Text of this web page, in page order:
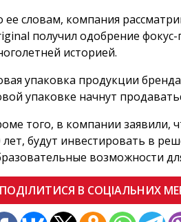
ее словам, компания
получил одобрение
историей.
упаковка продукции
упаковке начнут
того, в компании заявили,
лет, будут инвестировать в
возможности
ПОДІЛИТИСЯ В СОЦІАЛЬНИХ